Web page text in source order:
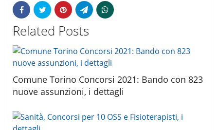
Related Posts
Comune Torino Concorsi 2021: Bando con 823
nuove assunzioni, i dettagli